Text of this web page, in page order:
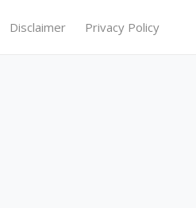
Disclaimer Privacy Policy